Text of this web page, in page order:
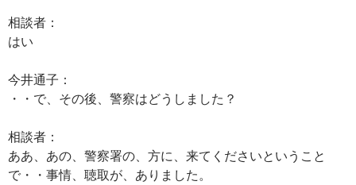
相談者：
はい
今井通子：
・・で、その後、警察はどうしました？
相談者：
ああ、あの、警察署の、方に、来てくださいということ
で・・事情、聴取が、ありました。